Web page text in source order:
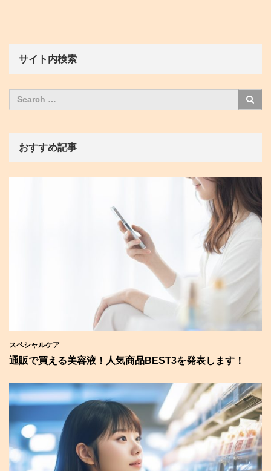
サイト内検索
おすすめ記事
スペシャルケア
通販で買える美容液！人気商品BEST3を発表します！